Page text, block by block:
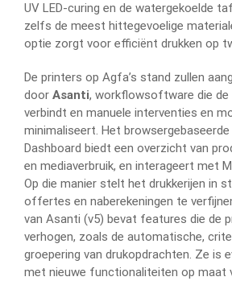
UV LED-curing en de watergekoelde
zelfs de meest hittegevoelige
optie zorgt voor efficiënt drukken op
De printers op Agfa’s stand zullen
door Asanti, workflowsoftware die
verbindt en manuele interventies en
minimaliseert. Het
Dashboard biedt een overzicht van
en mediaverbruik, en interageert met
Op die manier stelt het drukkerijen in
offertes en naberekeningen te
van Asanti (v5) bevat features die de
verhogen, zoals de automatische,
groepering van drukopdrachten. Ze is
met nieuwe functionaliteiten op maat